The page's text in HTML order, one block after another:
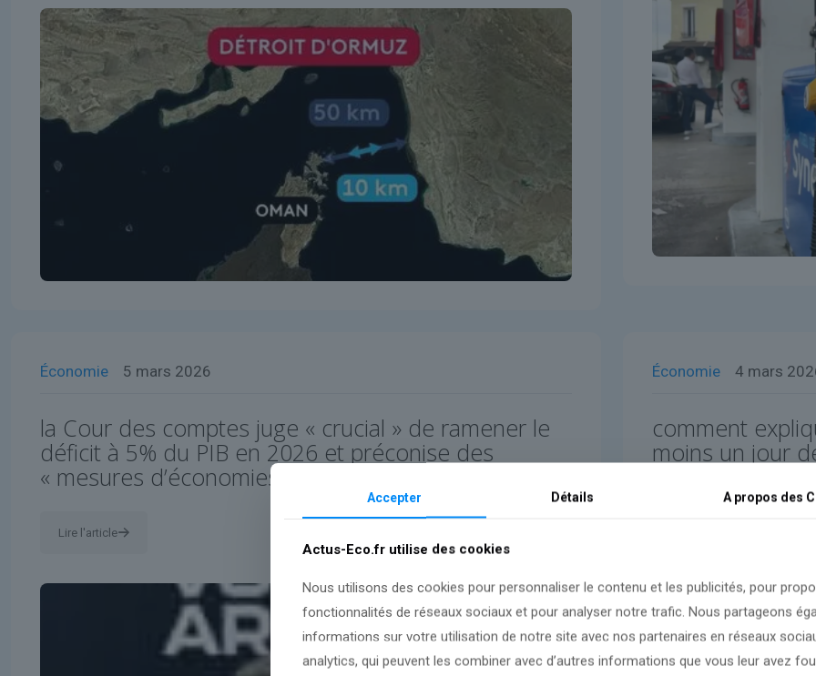
Économie 5 mars 2026
la Cour des comptes juge « crucial » de ramener le
déficit à 5% du PIB en 2026 et préconise des
« mesures d’économies d’ampleur »
Lire l'article
Économie 4 mars
comment
moins un jour
Accepter Détails A propos des
Actus-Eco.fr utilise des cookies
Nous utilisons des cookies pour personnaliser le contenu et les publicités, pour
fonctionnalités de réseaux sociaux et pour analyser notre trafic. Nous partageons
informations sur votre utilisation de notre site avec nos partenaires en réseaux
analytics, qui peuvent les combiner avec d’autres informations que vous leur avez